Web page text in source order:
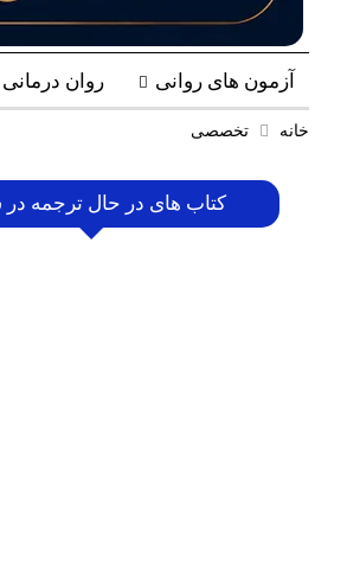
آزمون های روانی روان درمانی
خانه تخصصی
کتاب های در حال ترجمه